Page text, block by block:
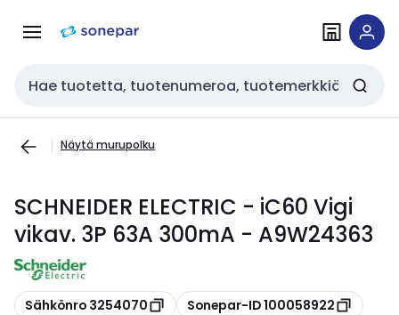
navigointiinsisältöön
Haku
Näytä murupolku
SCHNEIDER ELECTRIC - iC60 Vigi
vikav. 3P 63A 300mA - A9W24363
Kopioi
Sähkönro 3254070 Kopioi
Sonepar-ID 100058922